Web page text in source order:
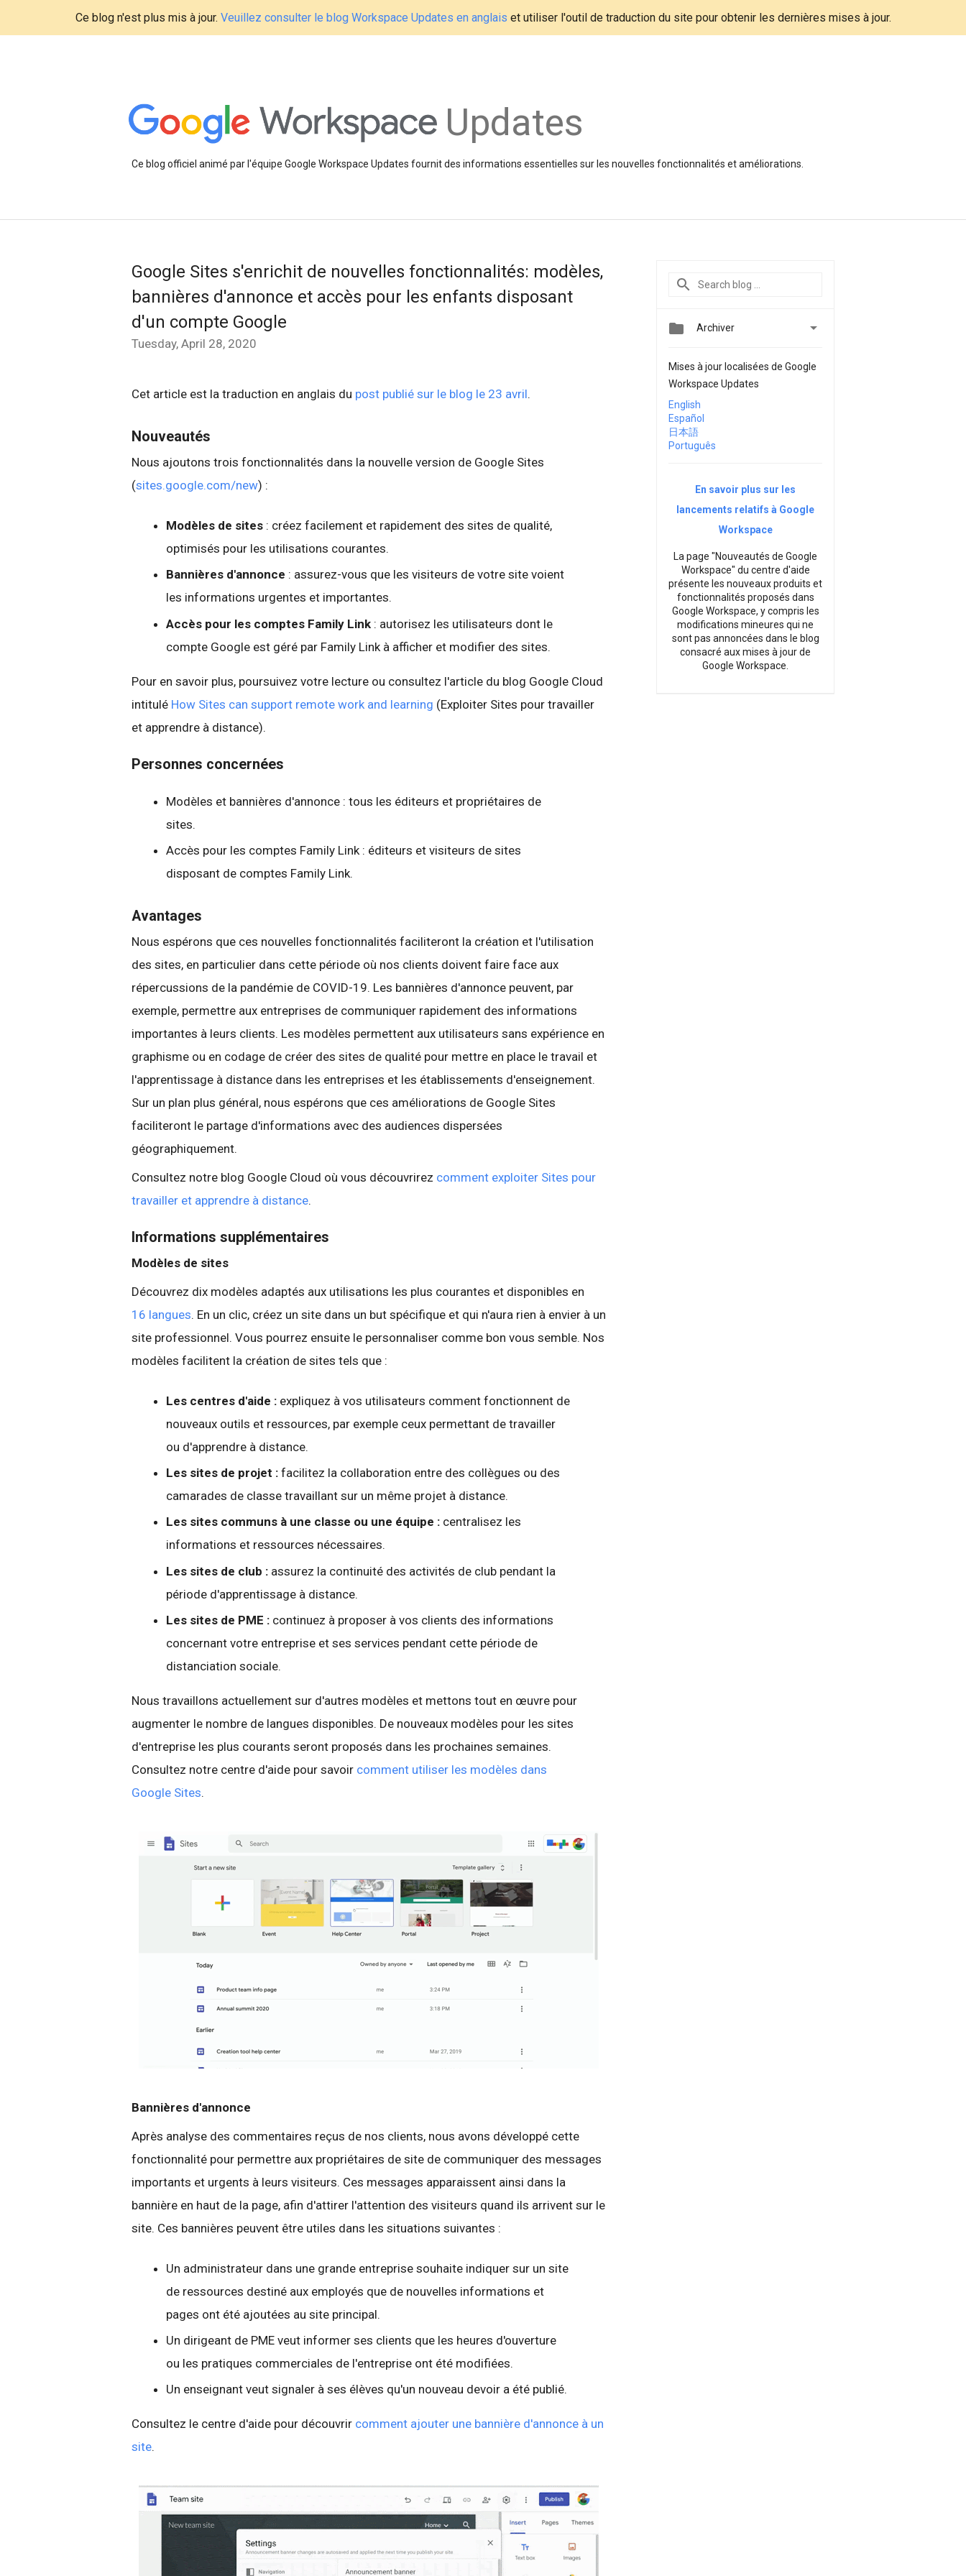
Ce blog n'est plus mis à jour. Veuillez consulter le blog Workspace Updates en anglais et utiliser l'outil de traduction du site pour obtenir les dernières mises à jour.
Updates
Ce blog officiel animé par l'équipe Google Workspace Updates fournit des informations essentielles sur les nouvelles fonctionnalités et améliorations.
Google Sites s'enrichit de nouvelles fonctionnalités: modèles,
bannières d'annonce et accès pour les enfants disposant
d'un compte Google
Tuesday, April 28, 2020
Cet article est la traduction en anglais du post publié sur le blog le 23 avril.
Nouveautés
Nous ajoutons trois fonctionnalités dans la nouvelle version de Google Sites
(sites.google.com/new) :
Modèles de sites : créez facilement et rapidement des sites de qualité,
optimisés pour les utilisations courantes.
Bannières d'annonce : assurez-vous que les visiteurs de votre site voient
les informations urgentes et importantes.
Accès pour les comptes Family Link : autorisez les utilisateurs dont le
compte Google est géré par Family Link à afficher et modifier des sites.
Pour en savoir plus, poursuivez votre lecture ou consultez l'article du blog Google Cloud
intitulé How Sites can support remote work and learning (Exploiter Sites pour travailler
et apprendre à distance).
Personnes concernées
Modèles et bannières d'annonce : tous les éditeurs et propriétaires de
sites.
Accès pour les comptes Family Link : éditeurs et visiteurs de sites
disposant de comptes Family Link.
Avantages
Nous espérons que ces nouvelles fonctionnalités faciliteront la création et l'utilisation
des sites, en particulier dans cette période où nos clients doivent faire face aux
répercussions de la pandémie de COVID-19. Les bannières d'annonce peuvent, par
exemple, permettre aux entreprises de communiquer rapidement des informations
importantes à leurs clients. Les modèles permettent aux utilisateurs sans expérience en
graphisme ou en codage de créer des sites de qualité pour mettre en place le travail et
l'apprentissage à distance dans les entreprises et les établissements d'enseignement.
Sur un plan plus général, nous espérons que ces améliorations de Google Sites
faciliteront le partage d'informations avec des audiences dispersées
géographiquement.
Consultez notre blog Google Cloud où vous découvrirez comment exploiter Sites pour
travailler et apprendre à distance.
Informations supplémentaires
Modèles de sites
Découvrez dix modèles adaptés aux utilisations les plus courantes et disponibles en
16 langues. En un clic, créez un site dans un but spécifique et qui n'aura rien à envier à un
site professionnel. Vous pourrez ensuite le personnaliser comme bon vous semble. Nos
modèles facilitent la création de sites tels que :
Les centres d'aide : expliquez à vos utilisateurs comment fonctionnent de
nouveaux outils et ressources, par exemple ceux permettant de travailler
ou d'apprendre à distance.
Les sites de projet : facilitez la collaboration entre des collègues ou des
camarades de classe travaillant sur un même projet à distance.
Les sites communs à une classe ou une équipe : centralisez les
informations et ressources nécessaires.
Les sites de club : assurez la continuité des activités de club pendant la
période d'apprentissage à distance.
Les sites de PME : continuez à proposer à vos clients des informations
concernant votre entreprise et ses services pendant cette période de
distanciation sociale.
Nous travaillons actuellement sur d'autres modèles et mettons tout en œuvre pour
augmenter le nombre de langues disponibles. De nouveaux modèles pour les sites
d'entreprise les plus courants seront proposés dans les prochaines semaines.
Consultez notre centre d'aide pour savoir comment utiliser les modèles dans
Google Sites.
Bannières d'annonce
Après analyse des commentaires reçus de nos clients, nous avons développé cette
fonctionnalité pour permettre aux propriétaires de site de communiquer des messages
importants et urgents à leurs visiteurs. Ces messages apparaissent ainsi dans la
bannière en haut de la page, afin d'attirer l'attention des visiteurs quand ils arrivent sur le
site. Ces bannières peuvent être utiles dans les situations suivantes :
Un administrateur dans une grande entreprise souhaite indiquer sur un site
de ressources destiné aux employés que de nouvelles informations et
pages ont été ajoutées au site principal.
Un dirigeant de PME veut informer ses clients que les heures d'ouverture
ou les pratiques commerciales de l'entreprise ont été modifiées.
Un enseignant veut signaler à ses élèves qu'un nouveau devoir a été publié.
Consultez le centre d'aide pour découvrir comment ajouter une bannière d'annonce à un
site.
 Archiver 
Mises à jour localisées de Google
Workspace Updates
English
Español
日本語
Português
En savoir plus sur les
lancements relatifs à Google
Workspace
La page "Nouveautés de Google
Workspace" du centre d'aide
présente les nouveaux produits et
fonctionnalités proposés dans
Google Workspace, y compris les
modifications mineures qui ne
sont pas annoncées dans le blog
consacré aux mises à jour de
Google Workspace.